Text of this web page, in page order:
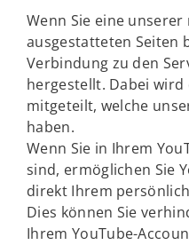
Wenn Sie eine
ausgestatteten Seiten
Verbindung zu den
hergestellt. Dabei wird
mitgeteilt, welche
haben.
Wenn Sie in Ihrem
sind, ermöglichen Sie
direkt Ihrem
Dies können Sie
Ihrem YouTube-